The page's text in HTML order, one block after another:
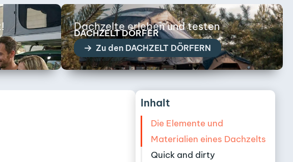
Dachzelte erleben und testen
DACHZELT DÖRFER
Zu den DACHZELT DÖRFERN
Inhalt
Die Elemente und
Materialien eines Dachzelts
Quick and dirty